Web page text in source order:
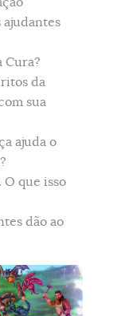
ajudantes
Cura?
da
sua
ajuda o
O que isso
dão ao